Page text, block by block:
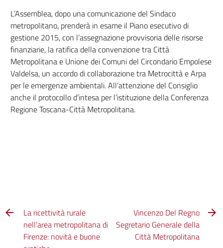
L’Assemblea, dopo una comunicazione del Sindaco
metropolitano, prenderà in esame il Piano esecutivo di
gestione 2015, con l’assegnazione provvisoria delle risorse
finanziarie, la ratifica della convenzione tra Città
Metropolitana e Unione dei Comuni del Circondario Empolese
Valdelsa, un accordo di collaborazione tra Metrocittà e Arpa
per le emergenze ambientali. All’attenzione del Consiglio
anche il protocollo d’intesa per l’istituzione della Conferenza
Regione Toscana-Città Metropolitana.
La ricettività rurale
nell’area metropolitana di
Firenze: novità e buone
Vincenzo Del Regno
Segretario Generale della
Città Metropolitana